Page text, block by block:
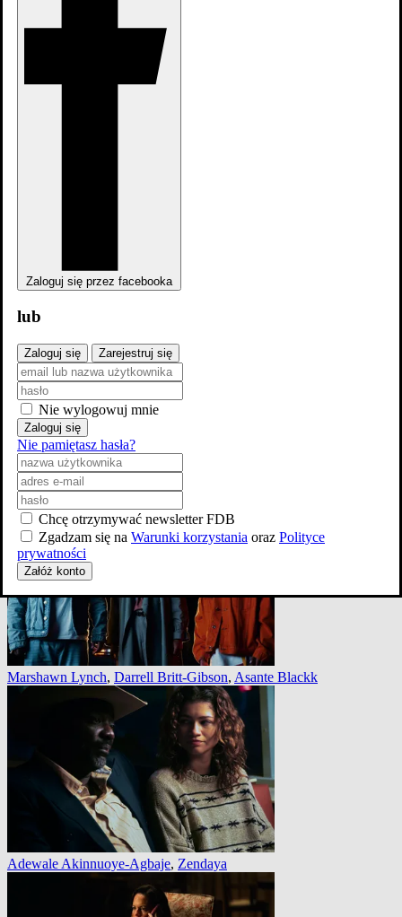
zobacz wszystkie
Marshawn Lynch, Darrell Britt-Gibson, Asante Blackk
Adewale Akinnuoye-Agbaje, Zendaya
Zaloguj się przez facebooka
lub
Zaloguj się Zarejestruj się
Nie wylogowuj mnie
Zaloguj się
Nie pamiętasz hasła?
Chcę otrzymywać newsletter FDB
Zgadzam się na Warunki korzystania oraz Polityce
prywatności
Załóż konto